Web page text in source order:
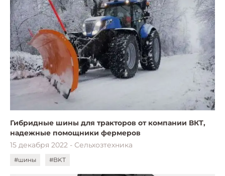
Гибридные шины для тракторов от компании ВКТ,
надежные помощники фермеров
15 декабря 2022 - Сельхозтехника
#шины #BKT